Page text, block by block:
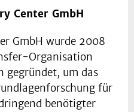
Center GmbH
GmbH wurde 2008
Organisation
um das
für
benötigter